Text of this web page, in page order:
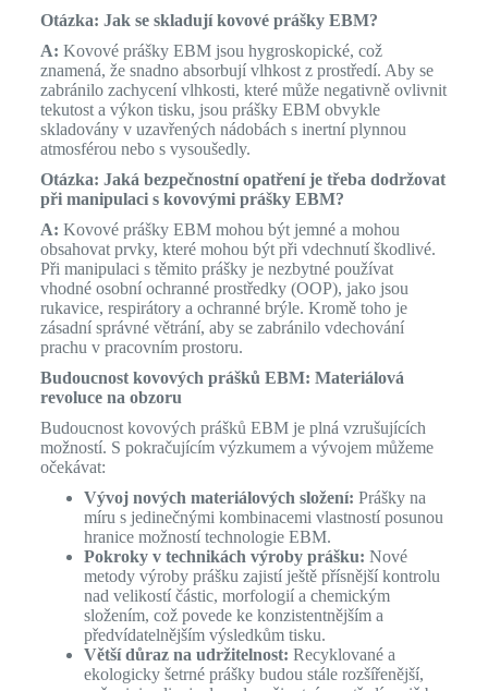
Otázka: Jak se skladují kovové prášky EBM?
A: Kovové prášky EBM jsou hygroskopické, což
znamená, že snadno absorbují vlhkost z prostředí. Aby se
zabránilo zachycení vlhkosti, které může negativně ovlivnit
tekutost a výkon tisku, jsou prášky EBM obvykle
skladovány v uzavřených nádobách s inertní plynnou
atmosférou nebo s vysoušedly.
Otázka: Jaká bezpečnostní opatření je třeba dodržovat
při manipulaci s kovovými prášky EBM?
A: Kovové prášky EBM mohou být jemné a mohou
obsahovat prvky, které mohou být při vdechnutí škodlivé.
Při manipulaci s těmito prášky je nezbytné používat
vhodné osobní ochranné prostředky (OOP), jako jsou
rukavice, respirátory a ochranné brýle. Kromě toho je
zásadní správné větrání, aby se zabránilo vdechování
prachu v pracovním prostoru.
Budoucnost kovových prášků EBM: Materiálová
revoluce na obzoru
Budoucnost kovových prášků EBM je plná vzrušujících
možností. S pokračujícím výzkumem a vývojem můžeme
očekávat:
Vývoj nových materiálových složení: Prášky na
míru s jedinečnými kombinacemi vlastností posunou
hranice možností technologie EBM.
Pokroky v technikách výroby prášku: Nové
metody výroby prášku zajistí ještě přísnější kontrolu
nad velikostí částic, morfologií a chemickým
složením, což povede ke konzistentnějším a
předvídatelnějším výsledkům tisku.
Větší důraz na udržitelnost: Recyklované a
ekologicky šetrné prášky budou stále rozšířenější,